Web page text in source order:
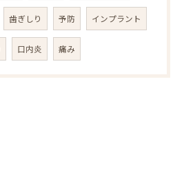
歯ぎしり 予防 インプラント
口内炎 痛み